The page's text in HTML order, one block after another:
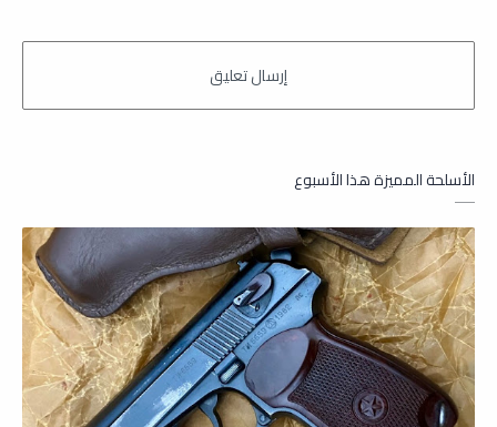
الأسلحة المميزة هذا الأسبوع